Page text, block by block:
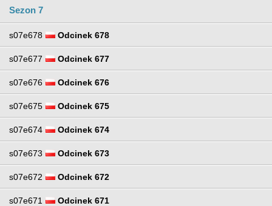
Sezon 7
s07e678 Odcinek 678
s07e677 Odcinek 677
s07e676 Odcinek 676
s07e675 Odcinek 675
s07e674 Odcinek 674
s07e673 Odcinek 673
s07e672 Odcinek 672
s07e671 Odcinek 671